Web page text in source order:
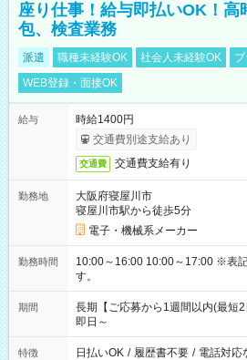
座り仕事！給与即払いOK！高
包、検査業務
派遣 職種未経験OK 社会人未経験OK
WEB登録・面接OK
給与
時給1400円
交通費別途支給あり
交通費 交通費支給有り
勤務地
大阪府寝屋川市
寝屋川市駅から徒歩5分
電子・機械系メーカー
勤務時間
10:00～16:00 10:00～17:00 ※表記のうち実働5時間から6時間で
す。
期間
長期【ご応募から1週間以内(最短2
即日～
特徴 日払いOK / 履歴書不要 / 電話対応